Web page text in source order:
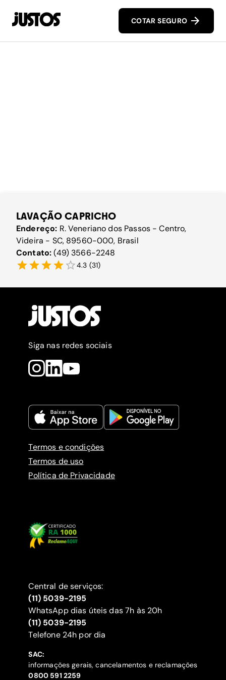
COTAR SEGURO
LAVAÇÃO CAPRICHO
Endereço: R. Veneriano dos Passos - Centro,
Videira - SC, 89560-000, Brasil
Contato:(49) 3566-2248
4.3 (31)
Siga nas redes sociais
Termos e condições
Termos de uso
Política de Privacidade
Central de serviços:
(11) 5039-2195
WhatsApp dias úteis das 7h às 20h
(11) 5039-2195
‍Telefone 24h por dia
SAC:
informações gerais, cancelamentos e reclamações
‍0800 591 2259